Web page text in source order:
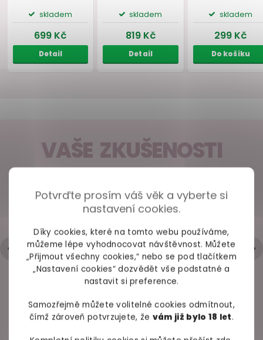
Potvrďte prosím váš věk a vyberte si
nastavení cookies.
Díky cookies, které na tomto webu používáme,
můžeme lépe vyhodnocovat návštěvnost. Můžete
„Přijmout všechny cookies,“ nebo se pod tlačítkem
„Nastavení cookies“ dozvědět vše podstatné a
nastavit si preference.
Samozřejmě můžete volitelné cookies odmítnout,
čímž zároveň potvrzujete, že vám již bylo 18 let.
zdobená krajkou
Obsessive Alluria
skladem
699 Kč
Skvělá cena
Lakovaný overal se
zipem a bez rukávů
Black Level
skladem
819 Kč
Detail
Bestseller
med
VAŠE ZKUŠENOSTI
Hodnocení obchodu je 5 z 5 hvězdiček.
| 6.5.2026
+ Rychlé zpracování a odeslání